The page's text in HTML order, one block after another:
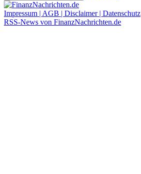
Impressum | AGB | Disclaimer | Datenschutz
RSS-News von FinanzNachrichten.de